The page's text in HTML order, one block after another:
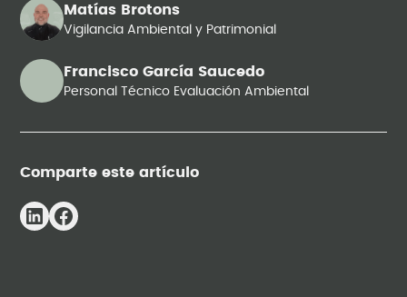
Matías Brotons
Vigilancia Ambiental y Patrimonial
Francisco García Saucedo
Personal Técnico Evaluación Ambiental
Comparte este artículo